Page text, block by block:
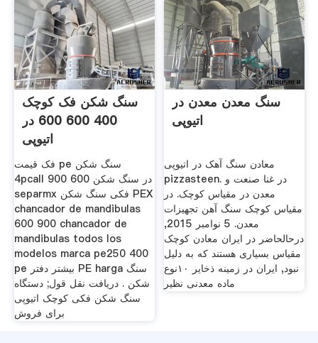
سنگ شکن فک کوچک
400 600 600 در
اتیوپی
فک قیمت pe سنگ شکن
4pcall در سنگ شکن 600 900
separmx فکی سنگ شکن PEX
chancador de mandibulas
600 900 chancador de
mandibulas todos los
modelos marca pe250 400
pe بیشتر دفتر PE harga سنگ
شکن . دریافت نقل قول; دستگاه
سنگ شکن فکی کوچک اتیوپی
برای فروش
سنگ معدن معدن در
اتیوپی
معادن سنگ آهک در اتیوپی
pizzasteen. در غنا صنعت و
معدن در مقیاس کوچک. در
مقیاس کوچک سنگ آهن تجهیزات
معدن. 5 نوامبر 2015,
درحالحاضر در ایران معادن کوچک
مقیاس بسیاری هستند که به دلیل
نبود, ایران در زمینه ذخایر ۱۰نوع
ماده معدنی نظیر